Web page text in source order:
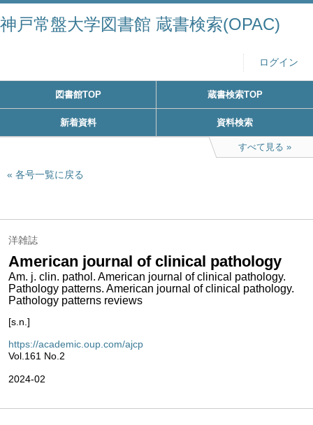
神戸常盤大学図書館 蔵書検索(OPAC)
ログイン
図書館TOP 蔵書検索TOP
新着資料 資料検索
すべて見る
各号一覧に戻る
洋雑誌
American journal of clinical pathology
Am. j. clin. pathol. American journal of clinical pathology.
Pathology patterns. American journal of clinical pathology.
Pathology patterns reviews
[s.n.]
https://academic.oup.com/ajcp
Vol.161 No.2
2024-02